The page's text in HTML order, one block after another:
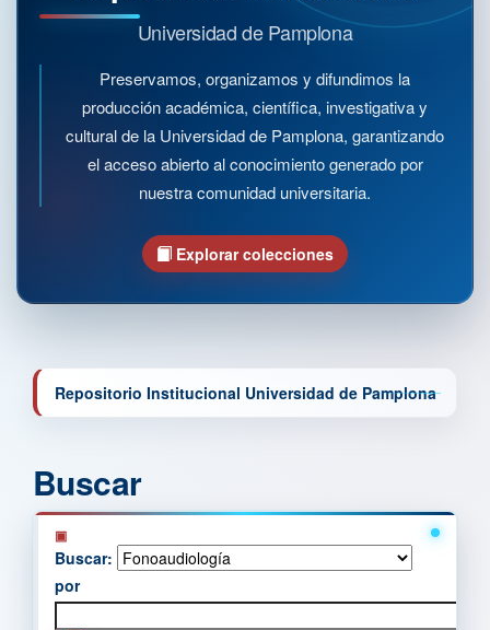
Universidad de Pamplona
Preservamos, organizamos y difundimos la
producción académica, científica, investigativa y
cultural de la Universidad de Pamplona, garantizando
el acceso abierto al conocimiento generado por
nuestra comunidad universitaria.
Explorar colecciones
Repositorio Institucional Universidad de Pamplona
Buscar
Buscar:
por